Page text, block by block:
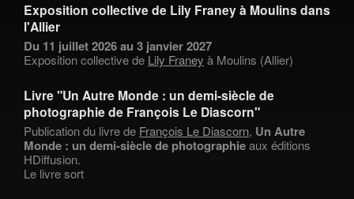
Exposition collective de Lily Franey à Moulins dans
l'Allier
Du 11 juillet 2026 au 3 janvier 2027
Exposition collective de Lily Franey à Moulins (Allier)
Livre "Un Autre Monde : un demi-siècle de
photographie de François Le Diascorn"
Publication du livre de François Le Diascorn, Un Autre
Monde : un demi-siècle de photographieaux éditions
HDiffusion.
Le livre sort